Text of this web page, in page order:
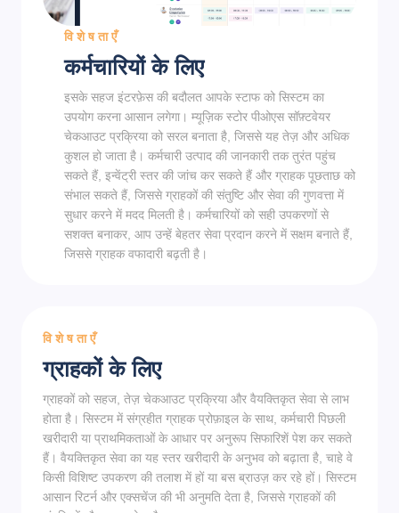
विशेषताएँ
कर्मचारियों के लिए
इसके सहज इंटरफ़ेस की बदौलत आपके स्टाफ को सिस्टम का
उपयोग करना आसान लगेगा। म्यूज़िक स्टोर पीओएस सॉफ़्टवेयर
चेकआउट प्रक्रिया को सरल बनाता है, जिससे यह तेज़ और अधिक
कुशल हो जाता है। कर्मचारी उत्पाद की जानकारी तक तुरंत पहुंच
सकते हैं, इन्वेंट्री स्तर की जांच कर सकते हैं और ग्राहक पूछताछ को
संभाल सकते हैं, जिससे ग्राहकों की संतुष्टि और सेवा की गुणवत्ता में
सुधार करने में मदद मिलती है। कर्मचारियों को सही उपकरणों से
सशक्त बनाकर, आप उन्हें बेहतर सेवा प्रदान करने में सक्षम बनाते हैं,
जिससे ग्राहक वफादारी बढ़ती है।
विशेषताएँ
ग्राहकों के लिए
ग्राहकों को सहज, तेज़ चेकआउट प्रक्रिया और वैयक्तिकृत सेवा से लाभ
होता है। सिस्टम में संग्रहीत ग्राहक प्रोफ़ाइल के साथ, कर्मचारी पिछली
खरीदारी या प्राथमिकताओं के आधार पर अनुरूप सिफारिशें पेश कर सकते
हैं। वैयक्तिकृत सेवा का यह स्तर खरीदारी के अनुभव को बढ़ाता है, चाहे वे
किसी विशिष्ट उपकरण की तलाश में हों या बस ब्राउज़ कर रहे हों। सिस्टम
आसान रिटर्न और एक्सचेंज की भी अनुमति देता है, जिससे ग्राहकों की